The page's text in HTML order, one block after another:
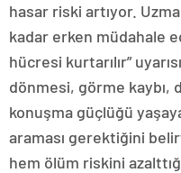
hasar riski artıyor.
kadar erken müdahale
hücresi kurtarılır”
dönmesi, görme kaybı,
konuşma güçlüğü
araması gerektiğini
hem ölüm riskini